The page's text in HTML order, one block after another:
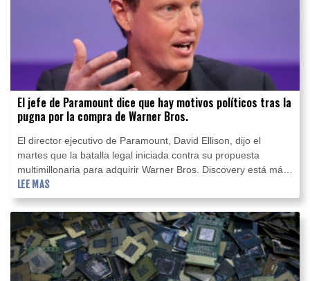
El jefe de Paramount dice que hay motivos políticos tras la
pugna por la compra de Warner Bros.
El director ejecutivo de Paramount, David Ellison, dijo el
martes que la batalla legal iniciada contra su propuesta
multimillonaria para adquirir Warner Bros. Discovery está más
impulsada por motivos políticos que por preocupaciones de
mercado.
LEE MAS